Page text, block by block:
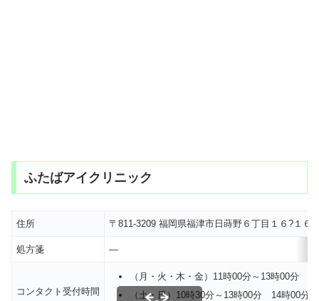
ふたばアイクリニック
住所 〒811-3209 福岡県福津市日蒔野６丁目１６?１６
処方箋 ―
コンタクト受付時間
（月・火・木・金）11時00分～13時00分
（土・日）10時30分～13時00分 14時00分